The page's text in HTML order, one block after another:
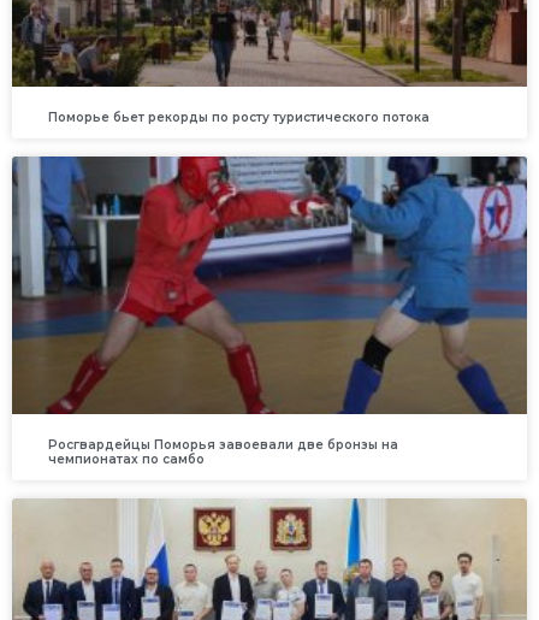
Поморье бьет рекорды по росту туристического потока
Росгвардейцы Поморья завоевали две бронзы на
чемпионатах по самбо